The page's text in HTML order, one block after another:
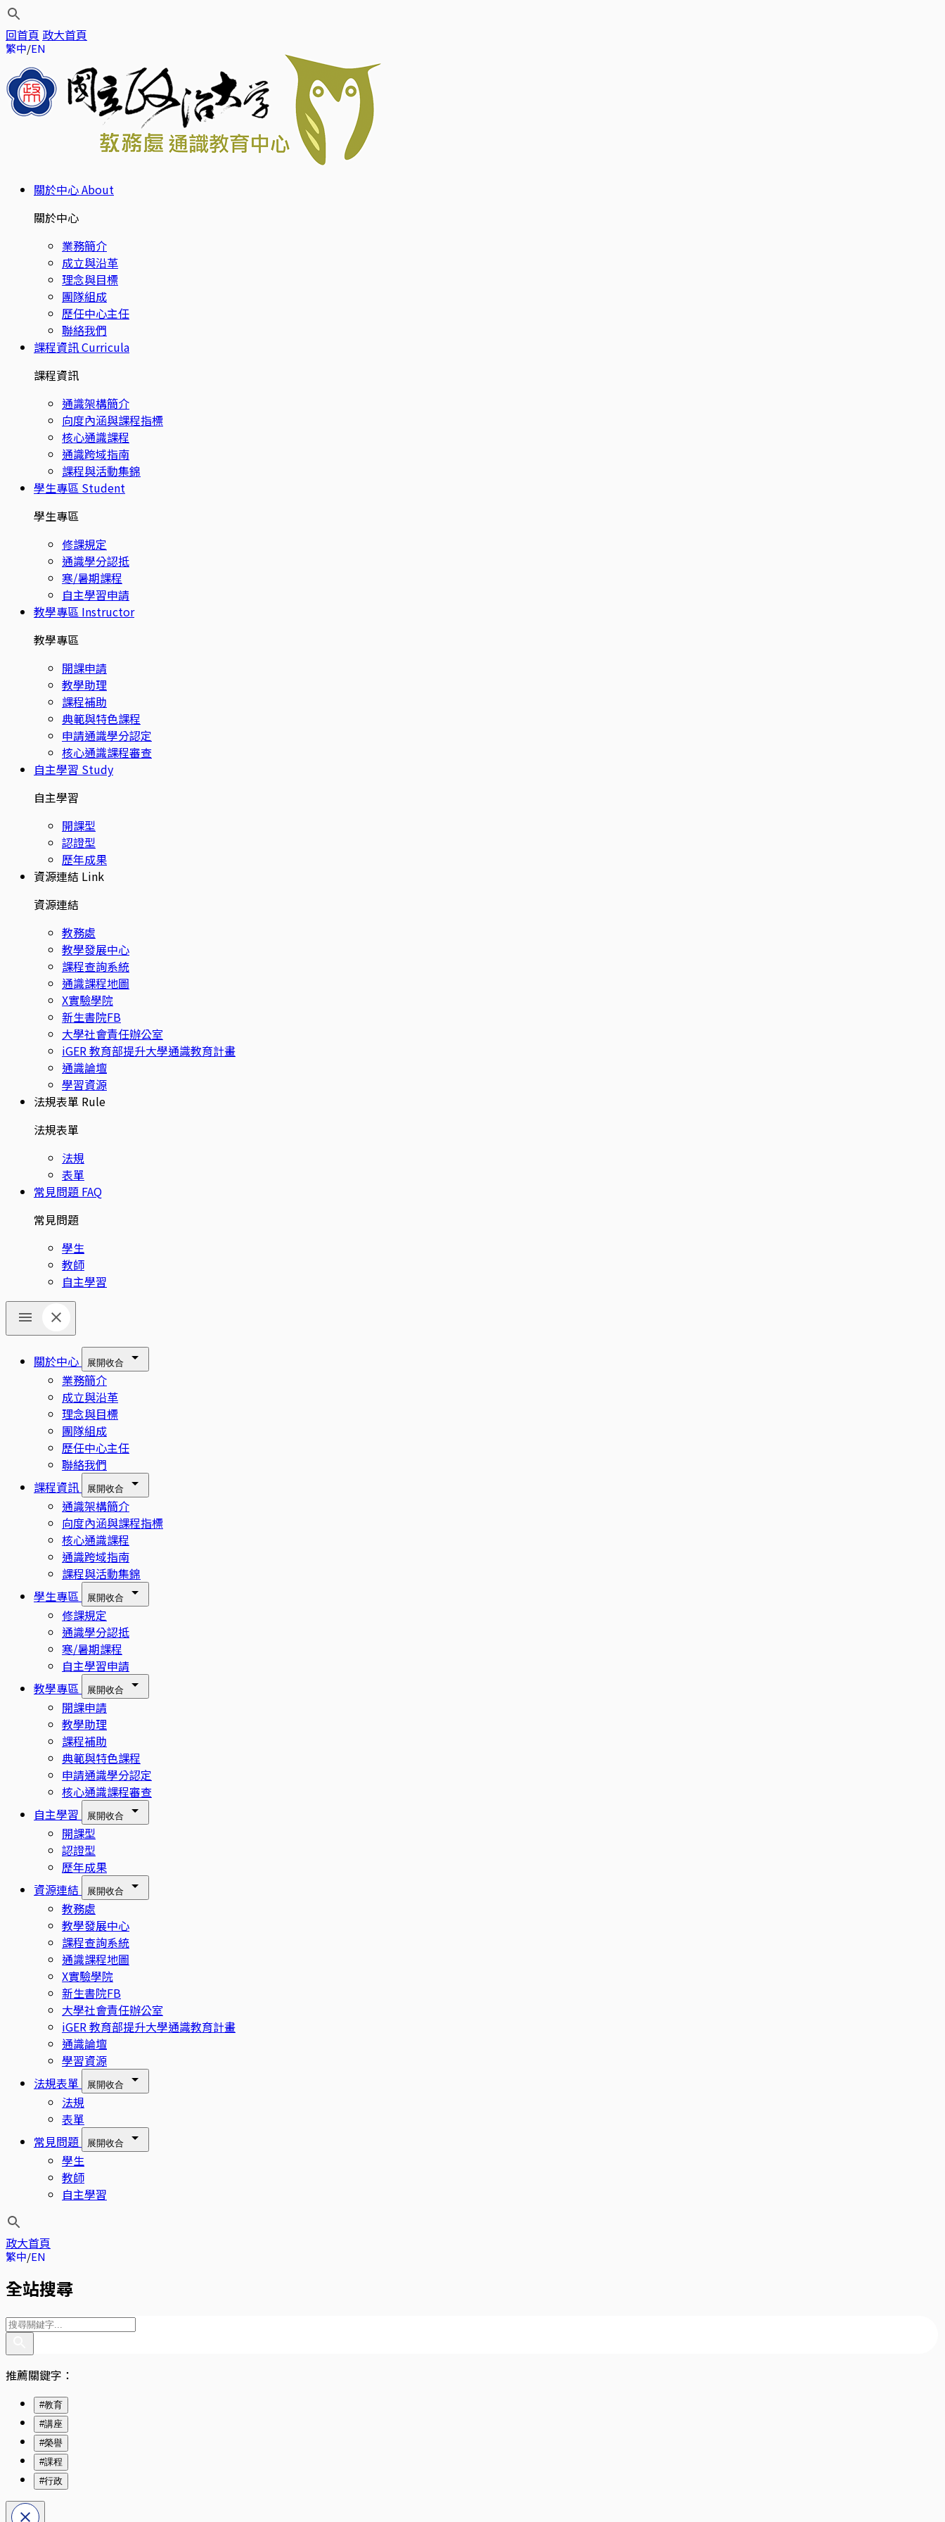
回首頁 政大首頁
繁中 EN
關於中心About
關於中心
業務簡介
成立與沿革
理念與目標
團隊組成
歷任中心主任
聯絡我們
課程資訊Curricula
課程資訊
通識架構簡介
向度內涵與課程指標
核心通識課程
通識跨域指南
課程與活動集錦
學生專區 Student
學生專區
修課規定
通識學分認抵
寒/暑期課程
自主學習申請
教學專區 Instructor
教學專區
開課申請
教學助理
課程補助
典範與特色課程
申請通識學分認定
核心通識課程審查
自主學習 Study
自主學習
開課型
認證型
歷年成果
資源連結 Link
資源連結
教務處
教學發展中心
課程查詢系統
通識課程地圖
X實驗學院
新生書院FB
大學社會責任辦公室
iGER 教育部提升大學通識教育計畫
通識論壇
學習資源
法規表單 Rule
法規表單
法規
表單
常見問題 FAQ
常見問題
學生
教師
自主學習
關於中心 展開收合
業務簡介
成立與沿革
理念與目標
團隊組成
歷任中心主任
聯絡我們
課程資訊
展開收合
通識架構簡介
向度內涵與課程指標
核心通識課程
通識跨域指南
課程與活動集錦
學生專區
展開收合
修課規定
通識學分認抵
寒/暑期課程
自主學習申請
教學專區
展開收合
開課申請
教學助理
課程補助
典範與特色課程
申請通識學分認定
核心通識課程審查
自主學習
展開收合
開課型
認證型
歷年成果
資源連結
展開收合
教務處
教學發展中心
課程查詢系統
通識課程地圖
X實驗學院
新生書院FB
大學社會責任辦公室
iGER 教育部提升大學通識教育計畫
通識論壇
學習資源
法規表單
展開收合
法規
表單
常見問題
展開收合
學生
教師
自主學習
政大首頁
繁中 EN
全站搜尋
推薦關鍵字：
#教育
#講座
#榮譽
#課程
#行政